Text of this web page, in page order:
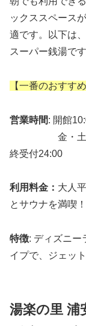
ックススペース
適です。以下は
スーパー銭湯です
【一番のおすすめ
営業時間: 開館
金・土・祝
終受付24:00
利用料金： 大人
とサウナを満喫
特徴: ディズニー
イプで、ジェッ
湯楽の里 浦